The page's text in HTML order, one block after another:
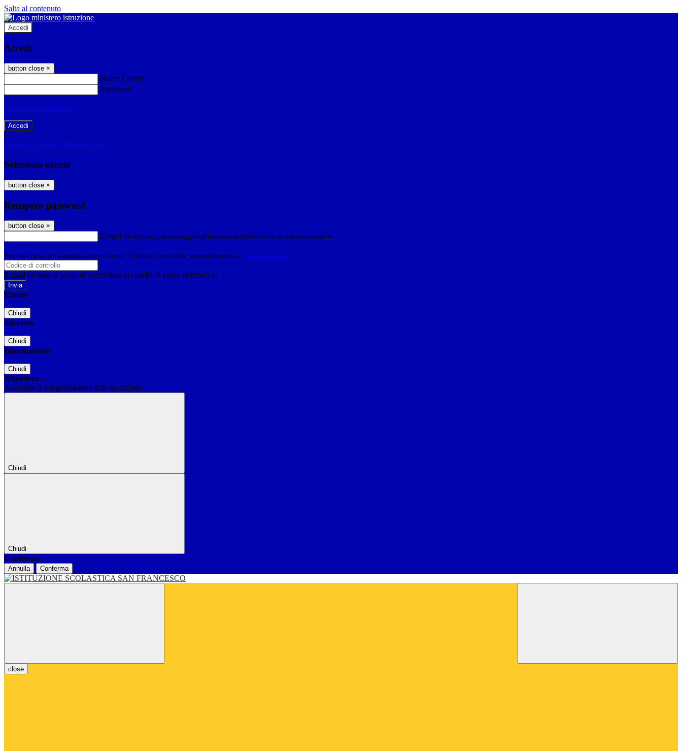
Salta al contenuto
Accedi
Accedi
button close ×
Nome Utente
Password
Password dimenticata?
-
Entra con SPID Entra con CIE
Seleziona utente
button close ×
Recupero password
button close ×
E-mail Verrà inviato un messaggio all'indirizzo indicato con le istruzioni necessarie.
Non hai una e-mail associata al nome utente? Effettua il reset della password tramite la Login Spaggiari
E-mail inviata, si prega di controllare la casella di posta elettronica!
Errore
Chiudi
Successo
Chiudi
Informazione
Chiudi
Attendere...
Attendere il completamento dell'operazione...
Chiudi
Chiudi
Conferma
Annulla Conferma
close